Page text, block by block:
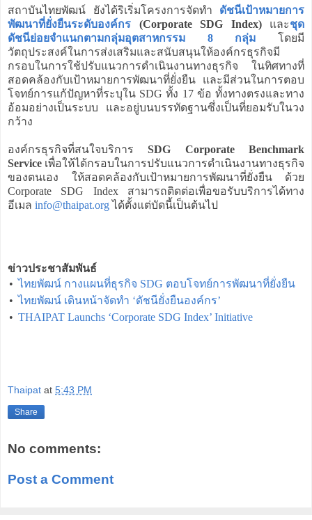
สถาบันไทยพัฒน์ ยังได้ริเริ่มโครงการจัดทำ ดัชนีเป้าหมายการ
พัฒนาที่ยั่งยืนระดับองค์กร (Corporate SDG Index)และชุด
ดัชนีย่อยจำแนกตามกลุ่มอุตสาหกรรม 8 กลุ่ม โดยมี
วัตถุประสงค์ในการส่งเสริมและสนับสนุนให้องค์กรธุรกิจมี
กรอบในการใช้ปรับแนวการดำเนินงานทางธุรกิจ ในทิศทางที่
สอดคล้องกับเป้าหมายการพัฒนาที่ยั่งยืน และมีส่วนในการตอบ
โจทย์การแก้ปัญหาที่ระบุใน SDG ทั้ง 17 ข้อ ทั้งทางตรงและทาง
อ้อมอย่างเป็นระบบ และอยู่บนบรรทัดฐานซึ่งเป็นที่ยอมรับในวง
กว้าง
องค์กรธุรกิจที่สนใจบริการSDG Corporate Benchmark
Service เพื่อให้ได้กรอบในการปรับแนวการดำเนินงานทางธุรกิจ
ของตนเอง ให้สอดคล้องกับเป้าหมายการพัฒนาที่ยั่งยืน ด้วย
Corporate SDG Index สามารถติดต่อเพื่อขอรับบริการได้ทาง
อีเมล info@thaipat.orgได้ตั้งแต่บัดนี้เป็นต้นไป
ข่าวประชาสัมพันธ์
• ไทยพัฒน์ กางแผนที่ธุรกิจ SDG ตอบโจทย์การพัฒนาที่ยั่งยืน
• ไทยพัฒน์ เดินหน้าจัดทำ ‘ดัชนียั่งยืนองค์กร’
• THAIPAT Launchs ‘Corporate SDG Index’ Initiative
Thaipat at 5:43 PM
Share
No comments:
Post a Comment